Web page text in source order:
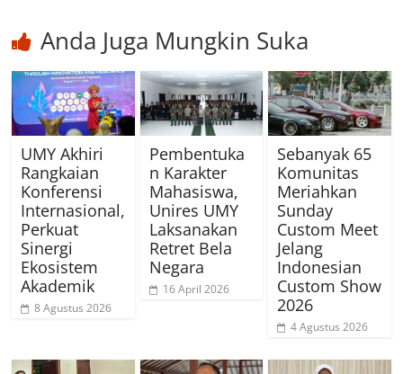
Anda Juga Mungkin Suka
UMY Akhiri
Rangkaian
Konferensi
Internasional,
Perkuat
Sinergi
Ekosistem
Akademik
8 Agustus 2026
Pembentuka
n Karakter
Mahasiswa,
Unires UMY
Laksanakan
Retret Bela
Negara
16 April 2026
Sebanyak 65
Komunitas
Meriahkan
Sunday
Custom Meet
Jelang
Indonesian
Custom Show
2026
4 Agustus 2026